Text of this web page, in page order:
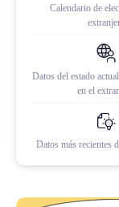
Calendario de
Datos del estado
en el
Datos más recientes